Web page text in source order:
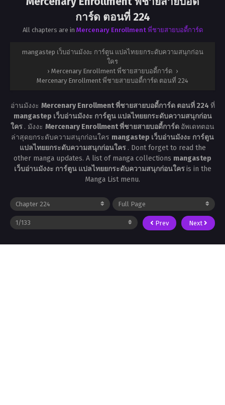
การ์ด ตอนที่ 224
All chapters are in Mercenary Enrollment พี่ชายสายบอดี้การ์ด
mangastep เว็บอ่านมังงะ การ์ตูน แปลไทยยกระดับความสนุกก่อน
ใคร
› Mercenary Enrollment พี่ชายสายบอดี้การ์ด ›
Mercenary Enrollment พี่ชายสายบอดี้การ์ด ตอนที่ 224
อ่านมังงะ Mercenary Enrollment พี่ชายสายบอดี้การ์ด ตอนที่ 224 ที่
mangastep เว็บอ่านมังงะ การ์ตูน แปลไทยยกระดับความสนุกก่อน
ใคร . มังงะ Mercenary Enrollment พี่ชายสายบอดี้การ์ด อัพเดทตอน
ล่าสุดยกระดับความสนุกก่อนใคร mangastep เว็บอ่านมังงะ การ์ตูน
แปลไทยยกระดับความสนุกก่อนใคร . Dont forget to read the
other manga updates. A list of manga collections mangastep
เว็บอ่านมังงะ การ์ตูน แปลไทยยกระดับความสนุกก่อนใครis in the
Manga List menu.
Prev Next